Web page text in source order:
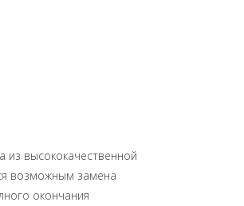
из высококачественной
возможным замена
окончания